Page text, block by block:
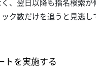
、翌日以降も指名検索
ク数だけを追うと見逃
トを実施する